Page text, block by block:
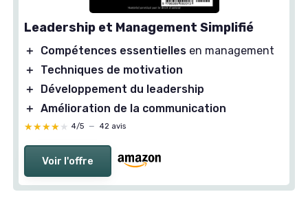
Leadership et Management Simplifié
＋ Compétences essentielles en management
＋
Techniques de motivation
＋
Développement du leadership
＋ Amélioration de la communication
★★★★★
★★★★★ 4/5 — 42 avis
Voir l'offre